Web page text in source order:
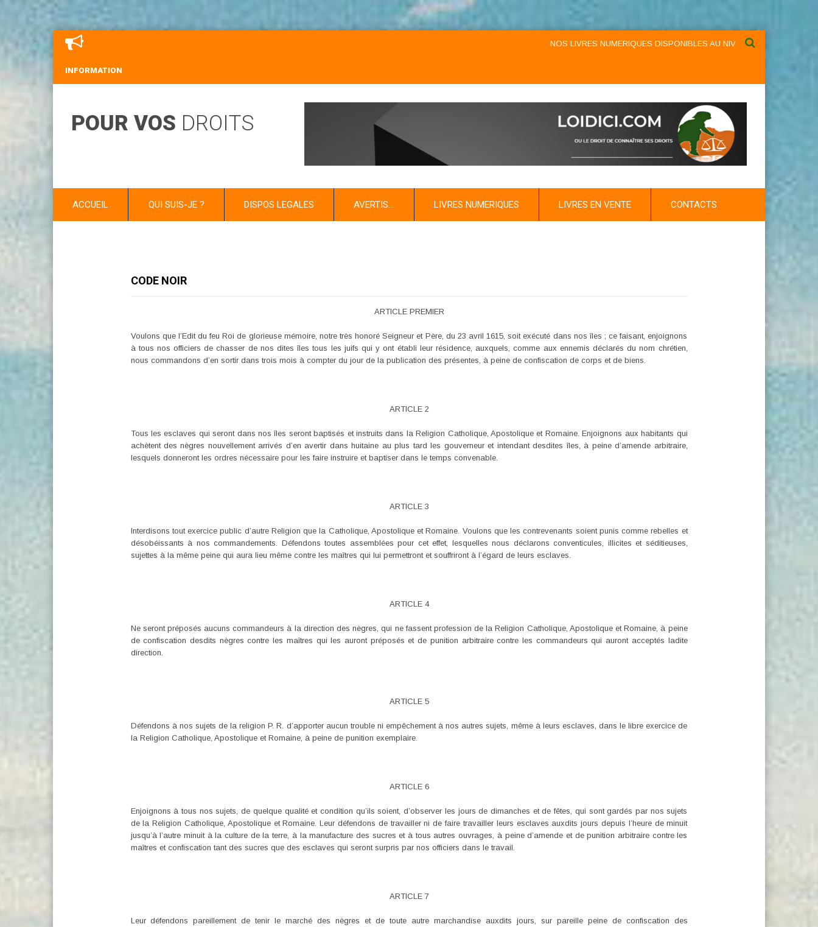
INFORMATION
NOS LIVRES NUMERIQUES DISPONIBLES AU NIVEAU DU MENU ...NOS LIVRES
POUR VOS DROITS
ACCUEIL QUI SUIS-JE ? DISPOS LEGALES AVERTIS… LIVRES NUMERIQUES LIVRES EN VENTE CONTACTS
CODE NOIR
ARTICLE PREMIER
Voulons que l’Edit du feu Roi de glorieuse mémoire, notre très honoré Seigneur et Père, du 23 avril 1615, soit exécuté dans nos îles ; ce faisant, enjoignons
à tous nos officiers de chasser de nos dites îles tous les juifs qui y ont établi leur résidence, auxquels, comme aux ennemis déclarés du nom chrétien,
nous commandons d’en sortir dans trois mois à compter du jour de la publication des présentes, à peine de confiscation de corps et de biens.
ARTICLE 2
Tous les esclaves qui seront dans nos îles seront baptisés et instruits dans la Religion Catholique, Apostolique et Romaine. Enjoignons aux habitants qui
achètent des nègres nouvellement arrivés d’en avertir dans huitaine au plus tard les gouverneur et intendant desdites îles, à peine d’amende arbitraire,
lesquels donneront les ordres nécessaire pour les faire instruire et baptiser dans le temps convenable.
ARTICLE 3
Interdisons tout exercice public d’autre Religion que la Catholique, Apostolique et Romaine. Voulons que les contrevenants soient punis comme rebelles et
désobéissants à nos commandements. Défendons toutes assemblées pour cet effet, lesquelles nous déclarons conventicules, illicites et séditieuses,
sujettes à la même peine qui aura lieu même contre les maîtres qui lui permettront et souffriront à l’égard de leurs esclaves.
ARTICLE 4
Ne seront préposés aucuns commandeurs à la direction des nègres, qui ne fassent profession de la Religion Catholique, Apostolique et Romaine, à peine
de confiscation desdits nègres contre les maîtres qui les auront préposés et de punition arbitraire contre les commandeurs qui auront acceptés ladite
direction.
ARTICLE 5
Défendons à nos sujets de la religion P. R. d’apporter aucun trouble ni empêchement à nos autres sujets, même à leurs esclaves, dans le libre exercice de
la Religion Catholique, Apostolique et Romaine, à peine de punition exemplaire.
ARTICLE 6
Enjoignons à tous nos sujets, de quelque qualité et condition qu’ils soient, d’observer les jours de dimanches et de fêtes, qui sont gardés par nos sujets
de la Religion Catholique, Apostolique et Romaine. Leur défendons de travailler ni de faire travailler leurs esclaves auxdits jours depuis l’heure de minuit
jusqu’à l’autre minuit à la culture de la terre, à la manufacture des sucres et à tous autres ouvrages, à peine d’amende et de punition arbitraire contre les
maîtres et confiscation tant des sucres que des esclaves qui seront surpris par nos officiers dans le travail.
ARTICLE 7
Leur défendons pareillement de tenir le marché des nègres et de toute autre marchandise auxdits jours, sur pareille peine de confiscation des